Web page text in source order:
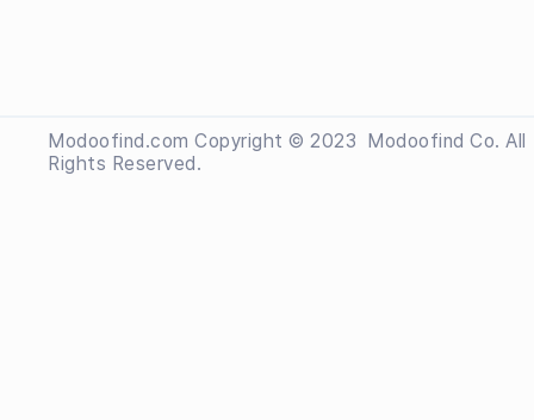
Modoofind.com Copyright © 2023 Modoofind Co. All
Rights Reserved.